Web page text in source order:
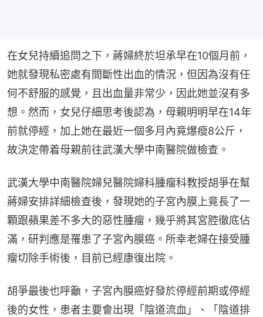
在女兒持續追問之下，蔣婦終於坦承早在10個月前，
她就發現私密處有間斷性出血的情況，但因為沒有任
何不舒服的感覺，且出血量非常少，因此她並沒有多
想。然而，女兒仔細思考後認為，母親明明早在14年
前就停經，加上她在最近一個多月內竟爆瘦8公斤，
故決定帶着母親前往武漢大學中南醫院做檢查。
武漢大學中南醫院婦兒醫院婦科腫瘤科教授胡爭在幫
蔣婦安排詳細檢查後，發現她的子宮內膜上竟長了一
顆跟蘋果差不多大的惡性腫瘤，幾乎將其宮腔徹底佔
滿，研判應是罹患了子宮內膜癌。所幸老婦在接受腫
瘤切除手術後，目前已經康復出院。
胡爭最後也呼籲，子宮內膜癌好發於停經前期或停經
後的女性，患者主要會出現「陰道流血」、「陰道排